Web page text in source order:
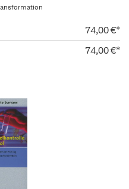
74,00 €*
74,00 €*